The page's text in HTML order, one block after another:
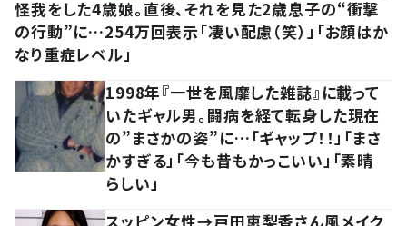
怪我をした4歳娘。直後、それを見た2歳息子の“衝撃
の行動”に…254万回表示「凄い配慮（笑）」「お顔はか
なり重症レベル」
1998年『一世を風靡した雑誌』に載って
いたギャル男。闘病を経て転身した現在
の”まさかの姿”に…「ギャップ！！」「まさ
かすぎる」「今も昔もかっこいい」「素晴
らしい」
スッピン女性→戸田恵梨香さん風メイク